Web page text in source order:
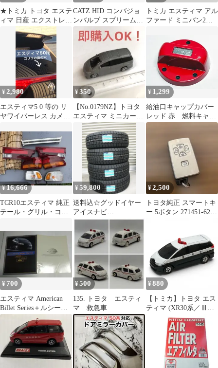
★トミカ トヨタ エステ
ィマ 日産 エクストレイ
ル ホンダ CR-V
CATZ HID コンバジョ
ンバルブ スプリームホ
ワイトH11 2個 ギャ
ズ☆
トミカ エスティマ アル
ファード ミニバン2台
¥ 2,980
エスティマ5 0 等の リ
ヤワイパーレス カメラ
ラの鼻の穴
¥350
【No.0179NZ】トヨタ
エスティマ ミニカー
（おまけ商品）
¥ 1,299
給油口キャップカバー
レッド 赤 燃料キャッ
プ
¥16,666
TCR10エスティマ 純正
テール・グリル・コー
¥59,800
送料込☆グッドイヤー
アイスナビ
7☆205/65R16☆スタッ
ドレスタイヤ
¥2,500
トヨタ純正 スマートキ
ー 5ボタン 271451-6221
¥ 700
エスティマ American
Billet Series＋ルシーダ
カタログ
¥500
135. トヨタ エスティ
マ 救急車
¥ 880
【トミカ】トヨタ エス
ティマ (XR30系／Ⅲ型)
パトロールカー／セッ
トばらし ルース品 箱な
し 未使用 TOYOTA
ESTIMA